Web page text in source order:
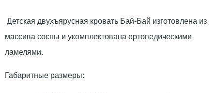
Детская двухъярусная кровать Бай-Бай изготовлена из
массива сосны и укомплектована ортопедическими
ламелями.
Габаритные размеры: